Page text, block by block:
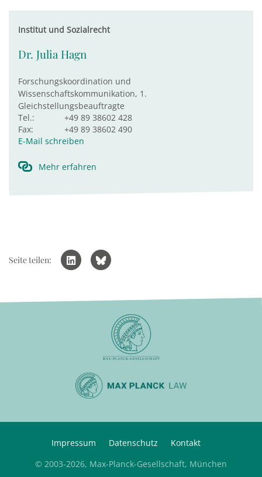
Institut und Sozialrecht
Dr. Julia Hagn
Forschungskoordination und
Wissenschaftskommunikation, 1.
Gleichstellungsbeauftragte
Tel.:
+49 89 38602 428
Fax:
+49 89 38602 490
E-Mail schreiben
Mehr erfahren
Seite teilen:
Impressum Datenschutz
Kontakt
© 2003-2026, Max-Planck-Gesellschaft, München